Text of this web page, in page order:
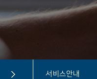
서비스안내